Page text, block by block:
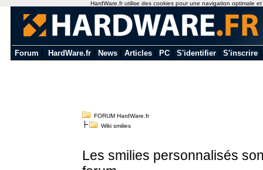
Forum HardWare.fr News Articles PC S'identifier S'inscrire
FORUM HardWare.fr
Wiki smilies
Les smilies personnalisés
HardWare.fr utilise des cookies pour une navigation optimale